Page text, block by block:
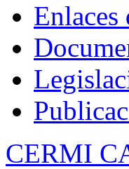
Enlaces
CERMI